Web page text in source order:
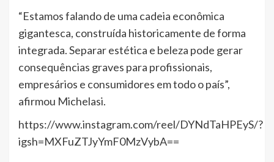
“Estamos falando de uma cadeia econômica
gigantesca, construída historicamente de forma
integrada. Separar estética e beleza pode gerar
consequências graves para profissionais,
empresários e consumidores em todo o país”,
afirmou Michelasi.
https://www.instagram.com/reel/DYNdTaHPEyS/?
igsh=MXFuZTJyYmF0MzVybA==